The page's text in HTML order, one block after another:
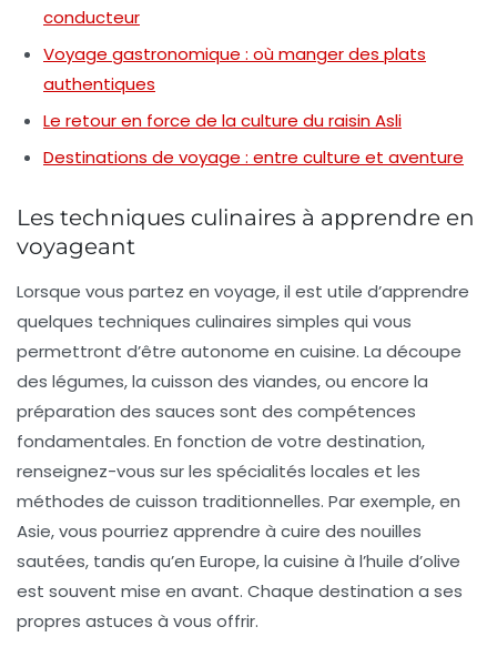
conducteur
Voyage gastronomique : où manger des plats
authentiques
Le retour en force de la culture du raisin Asli
Destinations de voyage : entre culture et aventure
Les techniques culinaires à apprendre en
voyageant
Lorsque vous partez en voyage, il est utile d’apprendre
quelques techniques culinaires simples qui vous
permettront d’être autonome en cuisine. La découpe
des légumes, la cuisson des viandes, ou encore la
préparation des sauces sont des compétences
fondamentales. En fonction de votre destination,
renseignez-vous sur les spécialités locales et les
méthodes de cuisson traditionnelles. Par exemple, en
Asie, vous pourriez apprendre à cuire des nouilles
sautées, tandis qu’en Europe, la cuisine à l’huile d’olive
est souvent mise en avant. Chaque destination a ses
propres astuces à vous offrir.